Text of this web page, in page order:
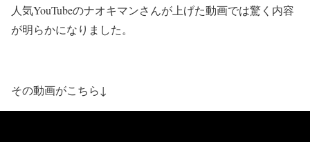
人気YouTubeのナオキマンさんが上げた動画では驚く内容
が明らかになりました。
その動画がこちら↓